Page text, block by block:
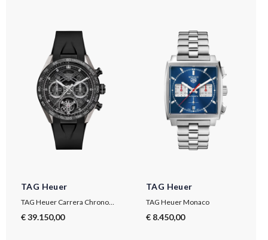
TAG Heuer
TAG Heuer Carrera Chronograph Tourbillon Extreme Sport
€ 39.150,00
TAG Heuer
TAG Heuer Monaco
€ 8.450,00